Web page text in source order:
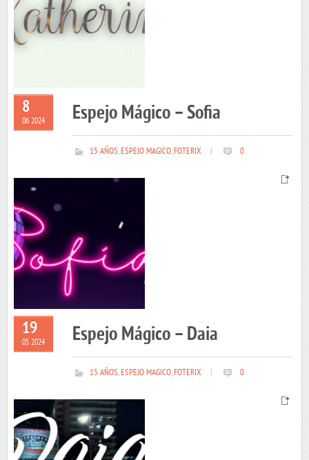
8
06 2024 Espejo Mágico – Sofia
15 AÑOS,ESPEJO MAGICO,FOTERIX 0
19
05 2024 Espejo Mágico – Daia
15 AÑOS,ESPEJO MAGICO,FOTERIX 0